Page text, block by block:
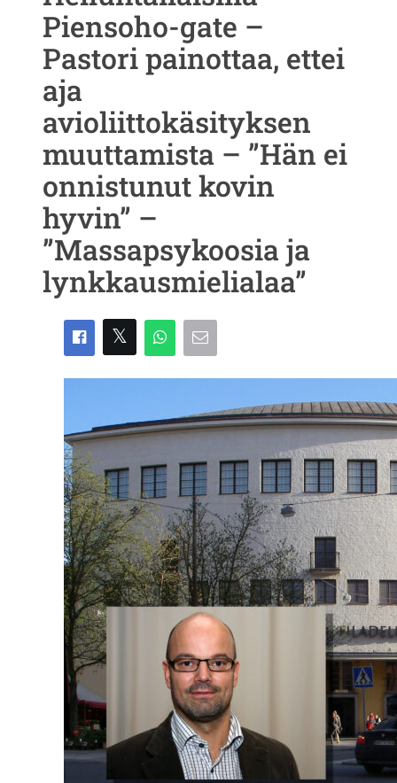
Piensoho-gate –
Pastori painottaa, ettei
aja
avioliittokäsityksen
muuttamista – ”Hän ei
onnistunut kovin
hyvin” –
”Massapsykoosia ja
lynkkausmielialaa”